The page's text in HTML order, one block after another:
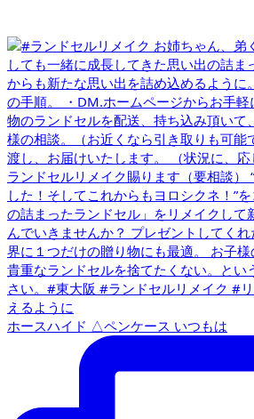
ホースハイド △ペンケース いつもは